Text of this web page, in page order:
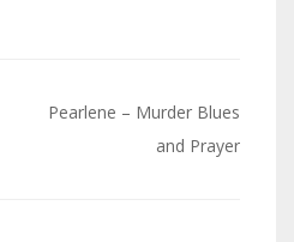
Pearlene – Murder Blues
and Prayer